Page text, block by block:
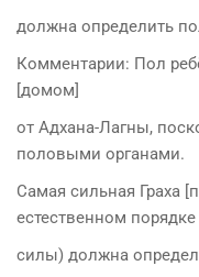
должна определить
Комментарии: Пол
[домом]
от Адхана-Лагны,
половыми органами.
Самая сильная Граха
естественном порядке
силы) должна